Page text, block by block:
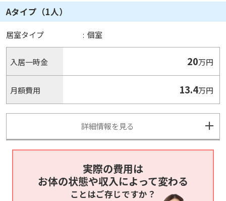
Aタイプ（1人）
居室タイプ : 個室
入居一時金 20万円
月額費用 13.4万円
詳細情報を見る
実際の費用は
お体の状態や収入によって変わる
ことはご存じですか？